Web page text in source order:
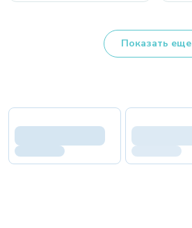
Показать еще